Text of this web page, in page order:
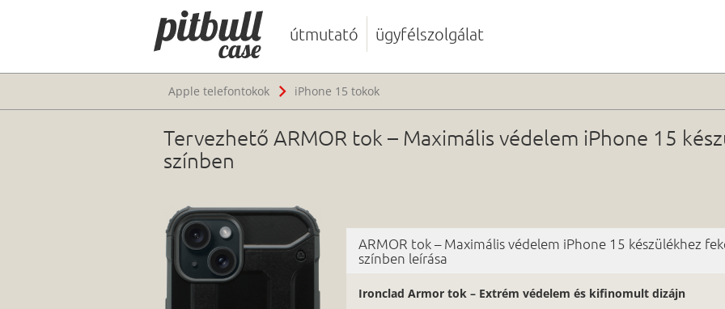
útmutató ügyfélszolgálat
Apple telefontokok iPhone 15 tokok
Tervezhető ARMOR tok – Maximális védelem iPhone 15
színben
ARMOR tok – Maximális védelem iPhone 15 készülékhez
színben leírása
Ironclad Armor tok – Extrém védelem és kifinomult dizájn